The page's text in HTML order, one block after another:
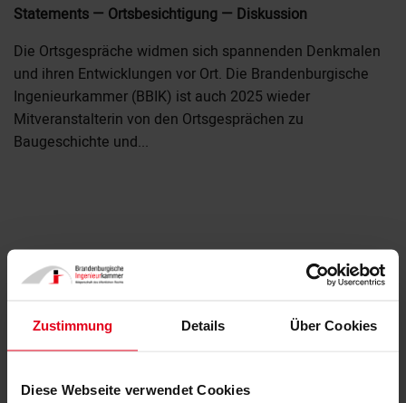
Zustimmung Details Über Cookies
Diese Webseite verwendet Cookies
Statements — Ortsbesichtigung — Diskussion
Die Ortsgespräche widmen sich spannenden Denkmalen
und ihren Entwicklungen vor Ort. Die Brandenburgische
Ingenieurkammer (BBIK) ist auch 2025 wieder
Mitveranstalterin von den Ortsgesprächen zu
Baugeschichte und...